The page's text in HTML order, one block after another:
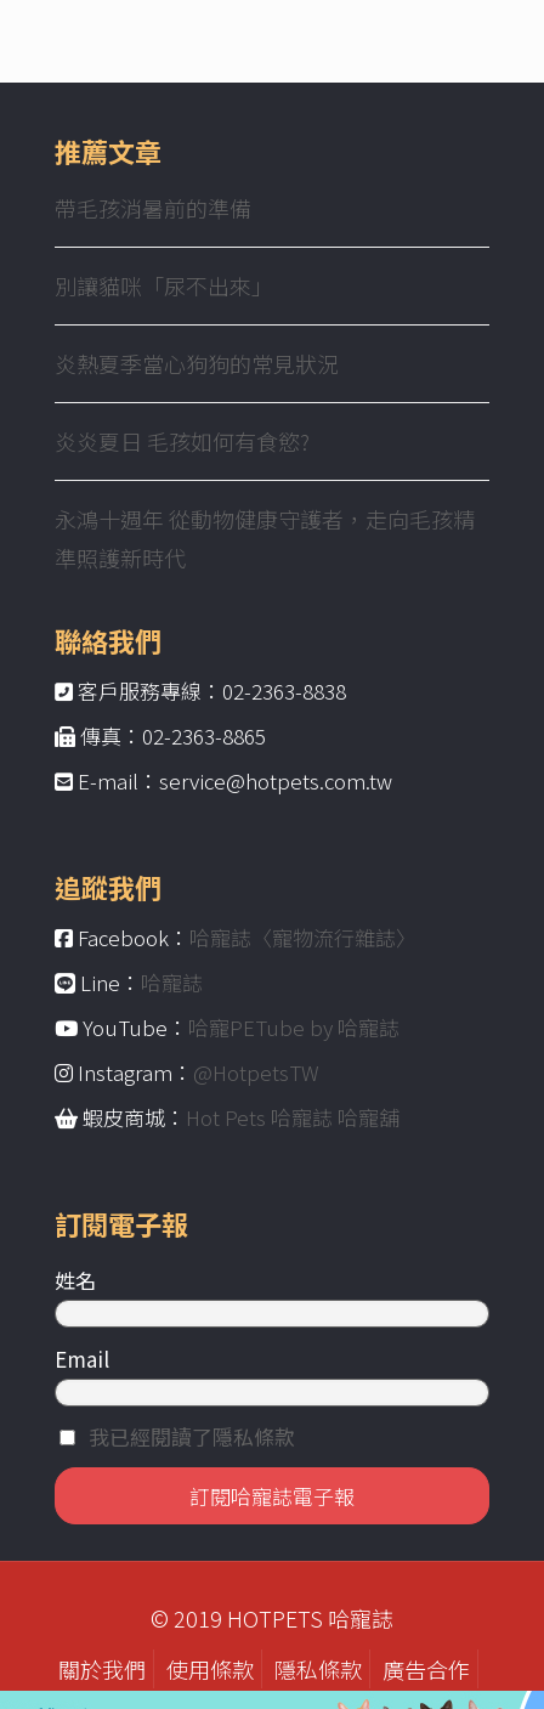
推薦文章
帶毛孩消暑前的準備
別讓貓咪「尿不出來」
炎熱夏季當心狗狗的常見狀況
炎炎夏日 毛孩如何有食慾?
永鴻十週年 從動物健康守護者，走向毛孩精
準照護新時代
聯絡我們
客戶服務專線：02-2363-8838
傳真：02-2363-8865
E-mail：service@hotpets.com.tw
追蹤我們
Facebook： 哈寵誌〈寵物流行雜誌〉
Line： 哈寵誌
YouTube： 哈寵PETube by 哈寵誌
Instagram： @HotpetsTW
蝦皮商城： Hot Pets 哈寵誌 哈寵舖
訂閱電子報
姓名
Email
我已經閱讀了隱私條款
© 2019 HOTPETS 哈寵誌
關於我們
使用條款 隱私條款
廣告合作